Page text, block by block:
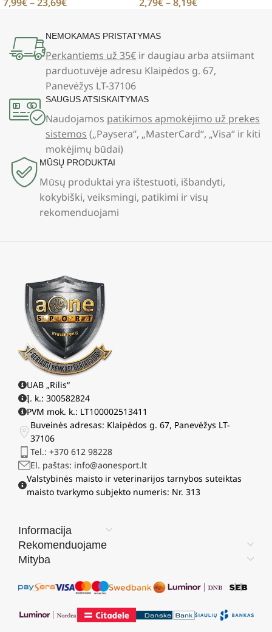
NEMOKAMAS PRISTATYMAS
Perkantiems už 35€ ir daugiau arba atsiimant
parduotuvėje adresu Klaipėdos g. 67,
Panevėžys LT-37106
SAUGUS ATSISKAITYMAS
Naudojamos patikimos apmokėjimo už prekes
sistemos („Paysera“, „MasterCard“, „Visa“ ir kiti
mokėjimų būdai)
MŪSŲ PRODUKTAI
Mūsų produktai yra ištestuoti, išbandyti,
kokybiški, veiksmingi, patikimi ir visų
rekomenduojami
UAB „Rilis“
Į. k.: 300582824
PVM mok. k.: LT100002513411
Buveinės adresas: Klaipėdos g. 67, Panevėžys LT-
37106
Tel.: +370 612 98228
El. paštas: info@aonesport.lt
Valstybinės maisto ir veterinarijos tarnybos suteiktas
maisto tvarkymo subjekto numeris: Nr. 313
Informacija
Rekomenduojame
Mityba